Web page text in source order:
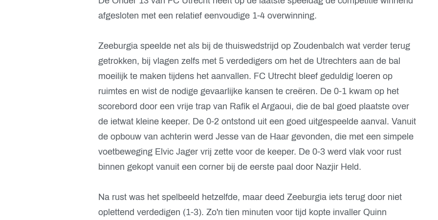
afgesloten met een relatief eenvoudige 1-4 overwinning.
Zeeburgia speelde net als bij de thuiswedstrijd op Zoudenbalch wat verder terug
getrokken, bij vlagen zelfs met 5 verdedigers om het de Utrechters aan de bal
moeilijk te maken tijdens het aanvallen. FC Utrecht bleef geduldig loeren op
ruimtes en wist de nodige gevaarlijke kansen te creëren. De 0-1 kwam op het
scorebord door een vrije trap van Rafik el Argaoui, die de bal goed plaatste over
de ietwat kleine keeper. De 0-2 ontstond uit een goed uitgespeelde aanval. Vanuit
de opbouw van achterin werd Jesse van de Haar gevonden, die met een simpele
voetbeweging Elvic Jager vrij zette voor de keeper. De 0-3 werd vlak voor rust
binnen gekopt vanuit een corner bij de eerste paal door Nazjir Held.
Na rust was het spelbeeld hetzelfde, maar deed Zeeburgia iets terug door niet
oplettend verdedigen (1-3). Zo'n tien minuten voor tijd kopte invaller Quinn